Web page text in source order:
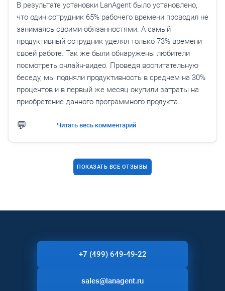
В результате установки LanAgent было установлено,
что один сотрудник 65% рабочего времени проводил не
занимаясь своими обязанностями. А самый
продуктивный сотрудник уделял только 73% времени
своей работе. Так же были обнаружены любители
посмотреть онлайн-видео. Проведя воспитательную
беседу, мы подняли продуктивность в среднем на 30%
процентов и в первый же месяц окупили затраты на
приобретение данного программного продукта.
Читать весь комментарий
ПОКАЗАТЬ ВСЕ ОТЗЫВЫ
+7 (499) 649-49-22
sales@lanagent.ru